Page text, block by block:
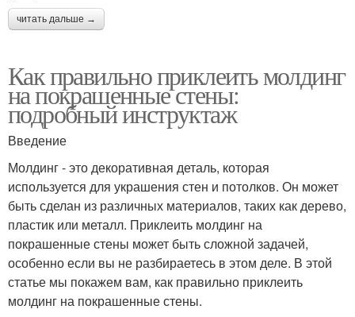
читать дальше →
Как правильно приклеить молдинг
на покрашенные стены:
подробный инструктаж
Введение
Молдинг - это декоративная деталь, которая
используется для украшения стен и потолков. Он может
быть сделан из различных материалов, таких как дерево,
пластик или металл. Приклеить молдинг на
покрашенные стены может быть сложной задачей,
особенно если вы не разбираетесь в этом деле. В этой
статье мы покажем вам, как правильно приклеить
молдинг на покрашенные стены.